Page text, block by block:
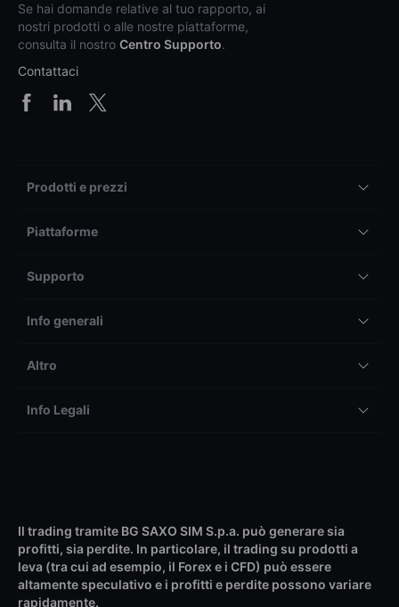
Se hai domande relative al tuo rapporto, ai
nostri prodotti o alle nostre piattaforme,
consulta il nostro Centro Supporto.
Contattaci
Prodotti e prezzi
Piattaforme
Supporto
Info generali
Altro
Info Legali
Il trading tramite BG SAXO SIM S.p.a. può generare sia
profitti, sia perdite. In particolare, il trading su prodotti a
leva (tra cui ad esempio, il Forex e i CFD) può essere
altamente speculativo e i profitti e perdite possono variare
rapidamente.